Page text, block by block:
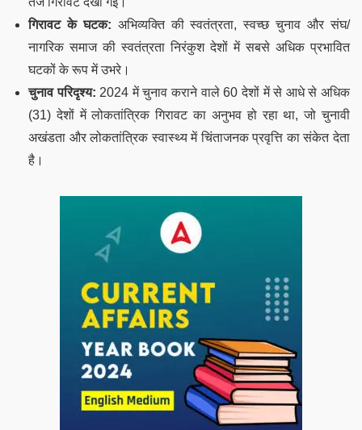
गिरावट के घटक: अभिव्यक्ति की स्वतंत्रता, स्वच्छ चुनाव और संघ/
नागरिक समाज की स्वतंत्रता निरंकुश देशों में सबसे अधिक प्रभावित
घटकों के रूप में उभरे।
चुनाव परिदृश्य: 2024 में चुनाव कराने वाले 60 देशों में से आधे से अधिक
(31) देशों में लोकतांत्रिक गिरावट का अनुभव हो रहा था, जो चुनावी
अखंडता और लोकतांत्रिक स्वास्थ्य में चिंताजनक प्रवृत्ति का संकेत देता
है।